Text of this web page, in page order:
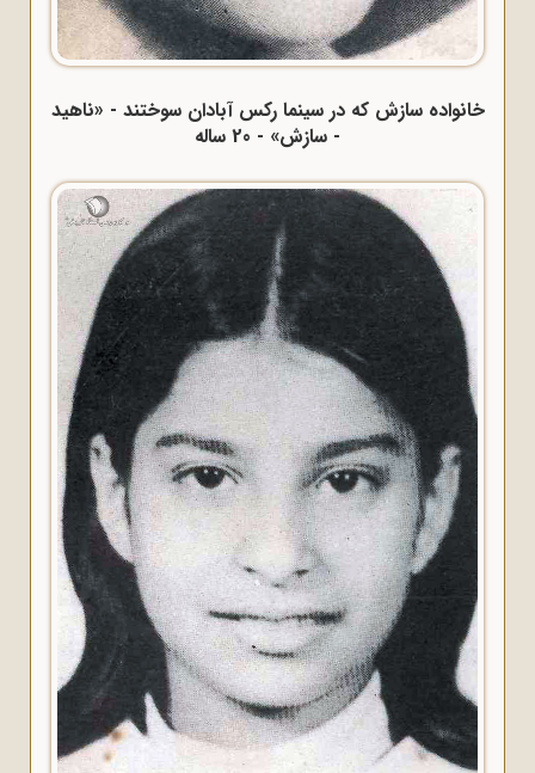
خانواده سازش که در سینما رکس آبادان سوختند - «ناهید
- سازش» - 20 ساله